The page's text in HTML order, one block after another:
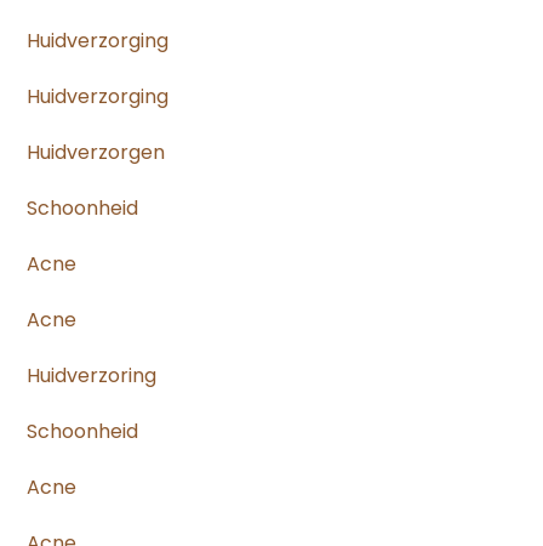
Huidverzorging
Huidverzorging
Huidverzorgen
Schoonheid
Acne
Acne
Huidverzoring
Schoonheid
Acne